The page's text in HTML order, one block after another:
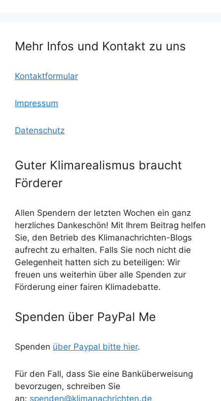
k
m
Mehr Infos und Kontakt zu uns
Kontaktformular
Impressum
Datenschutz
Guter Klimarealismus braucht
Förderer
Allen Spendern der letzten Wochen ein ganz
herzliches Dankeschön! Mit Ihrem Beitrag helfen
Sie, den Betrieb des Klimanachrichten-Blogs
aufrecht zu erhalten. Falls Sie noch nicht die
Gelegenheit hatten sich zu beteiligen: Wir
freuen uns weiterhin über alle Spenden zur
Förderung einer fairen Klimadebatte.
Spenden über PayPal Me
Spenden über Paypal bitte hier.
Für den Fall, dass Sie eine Banküberweisung
bevorzugen, schreiben Sie
an: spenden@klimanachrichten.de